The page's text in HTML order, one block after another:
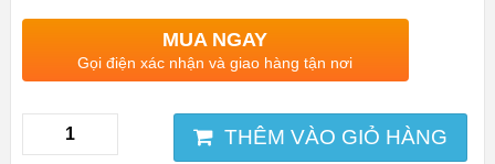
MUA NGAY
Gọi điện xác nhận và giao hàng tận nơi
THÊM VÀO GIỎ HÀNG